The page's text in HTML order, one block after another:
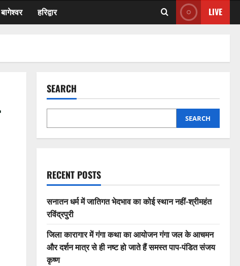
बागेश्वर हरिद्वार LIVE
SEARCH
SEARCH
RECENT POSTS
सनातन धर्म में जातिगत भेदभाव का कोई स्थान नहीं-श्रीमहंत
रविंद्रपुरी
जिला कारागार में गंगा कथा का आयोजन गंगा जल के आचमन
और दर्शन मात्र से ही नष्ट हो जाते हैं समस्त पाप-पंडित संजय
कृष्ण